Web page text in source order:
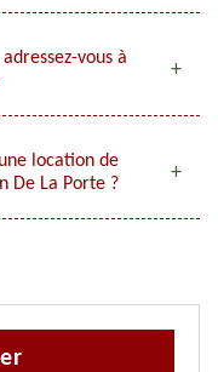
vous à
location de
De La Porte ?